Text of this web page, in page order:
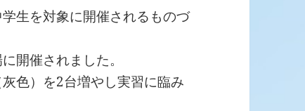
生を対象に開催されるものづ
開催されました。
色）を2台増やし実習に臨み